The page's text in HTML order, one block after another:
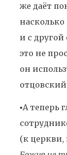
же даёт
насколько
и с
это не
он
▪️А теперь
(к